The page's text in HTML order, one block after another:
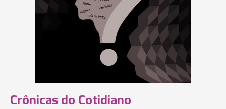
Crônicas do Cotidiano